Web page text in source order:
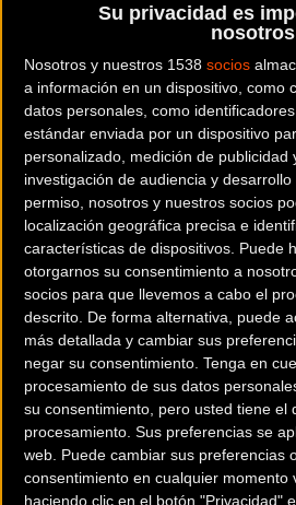
Su privacidad es
nosotros
Nosotros y nuestros 1538 socios
a información en un dispositivo, como
datos personales, como
estándar enviada por un dispositivo
personalizado, medición de publicidad
investigación de audiencia y desarrollo
permiso, nosotros y nuestros socios
localización geográfica precisa e
características de dispositivos. Puede
otorgarnos su consentimiento a
socios para que llevemos a cabo el
descrito. De forma alternativa, puede
más detallada y cambiar sus
negar su consentimiento. Tenga en
procesamiento de sus datos
su consentimiento, pero usted tiene el
procesamiento. Sus preferencias se
web. Puede cambiar sus preferencias
consentimiento en cualquier momento
haciendo clic en el botón "Privacidad"
pasada edición demostró que tiene
Los cubanos Álvaro Soca y
españoles Carlos Portilla y Jose
también serán otros aspirantes a
mientras que en la categoría
Anabel Echenique defenderá su
Mireia Barberá y otras aspirantes.
La segunda edición de la
manera a unos corredores de
pondrán mucha emoción a una
que permite recorrer Cuba por
con una vegetación exuberante.
Mientras este grupo reducido de